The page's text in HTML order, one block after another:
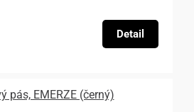
Detail
pás, EMERZE (černý)